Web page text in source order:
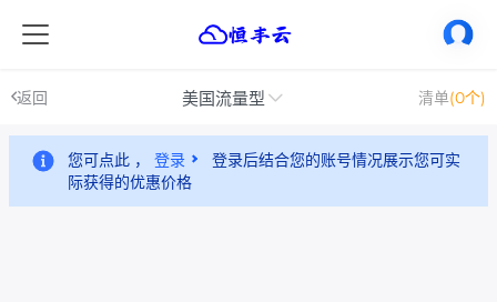
返回 美国流量型 清单(0个)
您可点此 ， 登录
登录后结合您的账号情况展示您可实
际获得的优惠价格